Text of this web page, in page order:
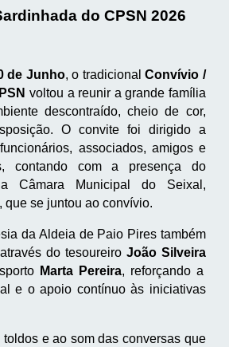
do CPSN 2026
de Junho, o tradicionalConvívio /
voltou a reunir a grande família
descontraído, cheio de cor,
O convite foi dirigido a
associados, amigos e
contando com a presença do
Câmara Municipal do Seixal,
, que se juntou ao convívio.
da Aldeia de Paio Pires também
do tesoureiro João Silveira
Marta Pereira, reforçando a
e o apoio contínuo às iniciativas
e ao som das conversas que